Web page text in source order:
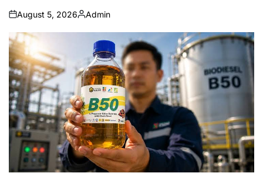
on
August 5, 2026
Posted
by
Admin